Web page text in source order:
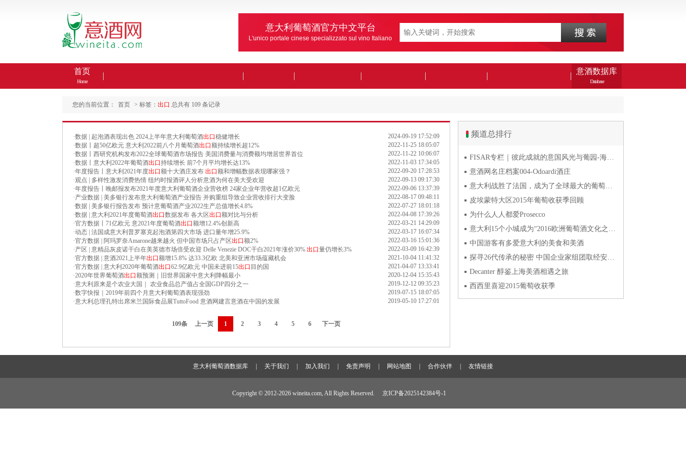
意大利葡萄酒官方中文平台
L'unico portale cinese specializzato sul vino Italiano
首页
Home
意酒数据库
Database
您的当前位置： 首页 > 标签： 出口 总共有 109 条记录
2024-09-19 17:52:09
·数据 | 起泡酒表现出色 2024上半年意大利葡萄酒出口稳健增长
2022-11-25 18:05:07
·数据丨超50亿欧元 意大利2022前八个月葡萄酒出口额持续增长超12%
2022-11-22 10:06:07
·数据丨西研究机构发布2022全球葡萄酒市场报告 美国消费量与消费额均增居世界首位
2022-11-03 17:34:05
·数据丨意大利2022年葡萄酒出口持续增长 前7个月平均增长达13%
2022-09-20 17:28:53
·年度报告丨意大利2021年度出口额十大酒庄发布 出口额和增幅数据表现哪家强？
2022-09-13 09:17:30
·观点 | 多样性激发消费热情 纽约时报酒评人分析意酒为何在美大受欢迎
2022-09-06 13:37:39
·年度报告丨晚邮报发布2021年度意大利葡萄酒企业营收榜 24家企业年营收超1亿欧元
2022-08-17 09:48:11
·产业数据 | 美多银行发布意大利葡萄酒产业报告 并购重组导致企业营收排行大变脸
2022-07-27 18:01:18
·数据 | 美多银行报告发布 预计意葡萄酒产业2022生产总值增长4.8%
2022-04-08 17:39:26
·数据 | 意大利2021年度葡萄酒出口数据发布 各大区出口额对比与分析
2022-03-21 14:29:09
·官方数据丨71亿欧元 意2021年度葡萄酒出口额增12.4%创新高
2022-03-17 16:07:34
·动态 | 法国成意大利普罗塞克起泡酒第四大市场 进口量年增25.9%
2022-03-16 15:01:36
·官方数据 | 阿玛罗奈Amarone越来越火 但中国市场只占产区出口额2%
2022-03-09 16:42:39
·产区 | 意精品灰皮诺干白在美英德市场倍受欢迎 Delle Venezie DOC干白2021年涨价30% 出口量仍增长3%
2021-10-04 11:41:32
·官方数据 | 意酒2021上半年出口额增15.8% 达33.3亿欧 北美和亚洲市场蕴藏机会
2021-04-07 13:33:41
·官方数据 | 意大利2020年葡萄酒出口62.9亿欧元 中国未进前15出口 目的国
2020-12-04 15:35:43
·2020年世界葡萄酒出口额预测｜旧世界国家中意大利降幅最小
2019-12-12 09:35:23
·意大利原来是个农业大国｜ 农业食品总产值占全国GDP四分之一
2019-07-15 18:07:05
·数字快报｜2019年前四个月意大利葡萄酒表现强劲
2019-05-10 17:27:01
·意大利总理孔特出席米兰国际食品展TuttoFood 意酒网建言意酒在中国的发展
109条 上一页 1 2 3 4 5 6 下一页
频道总排行
FISAR专栏｜彼此成就的意国风光与葡园-海风与火山淬炼的潘
意酒网名庄档案004-Odoardi酒庄
意大利战胜了法国，成为了全球最大的葡萄酒生产国
皮埃蒙特大区2015年葡萄收获季回顾
为什么人人都爱Prosecco
意大利15个小城成为“2016欧洲葡萄酒文化之都”
中国游客有多爱意大利的美食和美酒
探寻26代传承的秘密 中国企业家组团取经安东尼世家
Decanter 醇鉴上海美酒相遇之旅
西西里喜迎2015葡萄收获季
意大利葡萄酒数据库 关于我们 加入我们 免责声明 网站地图 合作伙伴 友情链接
Copyright © 2012-2026 wineita.com, All Rights Reserved. 京ICP备2025142384号-1